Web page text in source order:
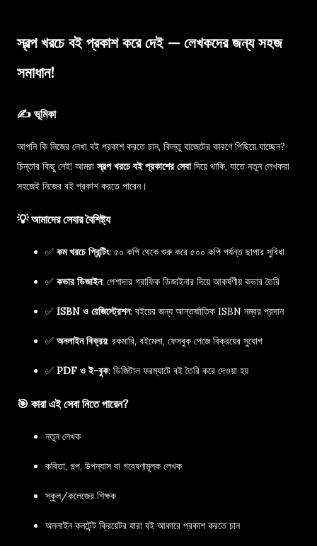
স্বল্প খরচে বই প্রকাশ করে দেই — লেখকদের জন্য সহজ
সমাধান!
✍️ ভূমিকা
আপনি কি নিজের লেখা বই প্রকাশ করতে চান, কিন্তু বাজেটের কারণে পিছিয়ে যাচ্ছেন?
চিন্তার কিছু নেই! আমরাস্বল্প খরচে বই প্রকাশের সেবাদিয়ে থাকি, যাতে নতুন লেখকরা
সহজেই নিজের বই প্রকাশ করতে পারেন।
💡 আমাদের সেবার বৈশিষ্ট্য
✅ কম খরচে প্রিন্টিং: ৫০ কপি থেকে শুরু করে ৫০০ কপি পর্যন্ত ছাপার সুবিধা
✅ কভার ডিজাইন: পেশাদার গ্রাফিক ডিজাইনার দিয়ে আকর্ষণীয় কভার তৈরি
✅ ISBN ও রেজিস্ট্রেশন: বইয়ের জন্য আন্তর্জাতিক ISBN নম্বর প্রদান
✅ অনলাইন বিক্রয়: রকমারি, বইমেলা, ফেসবুক পেজে বিক্রয়ের সুযোগ
✅ PDF ও ই-বুক: ডিজিটাল ফরম্যাটে বই তৈরি করে দেওয়া হয়
🎯 কারা এই সেবা নিতে পারেন?
নতুন লেখক
কবিতা, গল্প, উপন্যাস বা গবেষণামূলক লেখক
স্কুল/কলেজের শিক্ষক
অনলাইন কনটেন্ট ক্রিয়েটর যারা বই আকারে প্রকাশ করতে চান